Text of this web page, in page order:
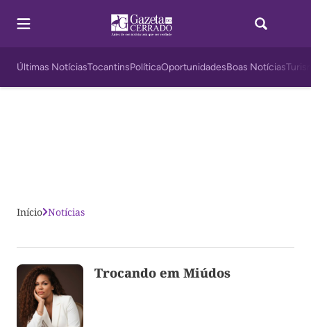
Últimas NotíciasTocantinsPolíticaOportunidadesBoas Notícias
Início Notícias
Trocando em Miúdos